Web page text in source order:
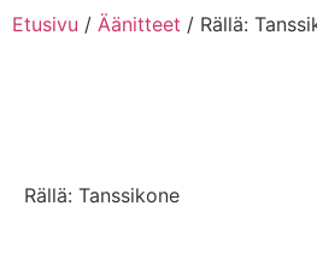
Etusivu / Äänitteet / Rällä:
Rällä: Tanssikone